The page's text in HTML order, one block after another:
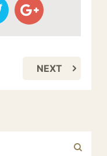
NEXT